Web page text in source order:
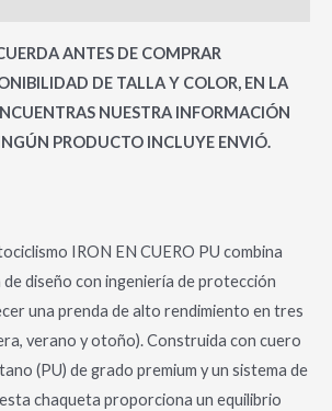
ANTES DE COMPRAR
DE TALLA Y COLOR, EN LA
NUESTRA INFORMACIÓN
PRODUCTO INCLUYE ENVIÓ.
IRON EN CUERO PU combina
diseño con ingeniería de protección
una prenda de alto rendimiento en tres
verano y otoño). Construida con cuero
(PU) de grado premium y un sistema de
chaqueta proporciona un equilibrio